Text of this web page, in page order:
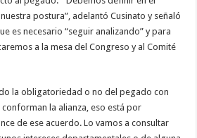
postura”, adelantó Cusinato y señaló
es necesario “seguir analizando” y para
a la mesa del Congreso y al Comité
la obligatoriedad o no del pegado con
la alianza, eso está por
de ese acuerdo. Lo vamos a consultar